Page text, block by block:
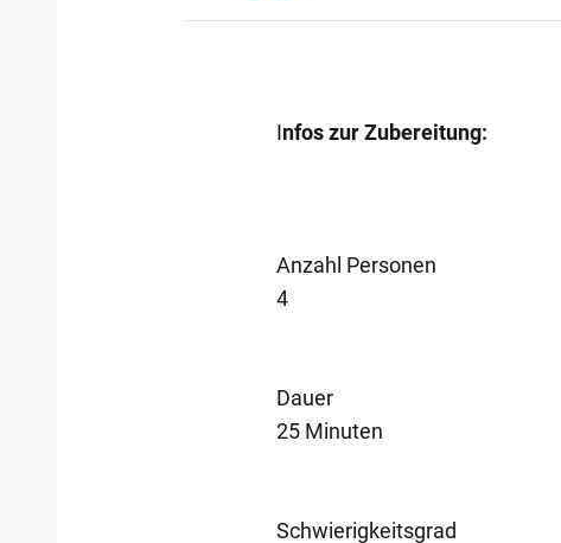
Infos zur Zubereitung:
Anzahl Personen
4
Dauer
25 Minuten
Schwierigkeitsgrad